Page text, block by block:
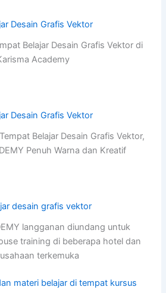
Belajar Desain Grafis Vektor di
Academy
Belajar Desain Grafis Vektor,
Penuh Warna dan Kreatif
langganan diundang untuk
training di beberapa hotel dan
terkemuka